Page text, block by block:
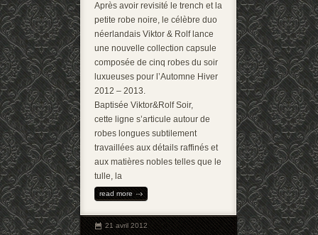
Après avoir revisité le trench et la
petite robe noire, le célèbre duo
néerlandais Viktor & Rolf lance
une nouvelle collection capsule
composée de cinq robes du soir
luxueuses pour l’Automne Hiver
2012 – 2013.
Baptisée Viktor&Rolf Soir,
cette ligne s’articule autour de
robes longues subtilement
travaillées aux détails raffinés et
aux matières nobles telles que le
tulle, la
read more
21 avril 2012